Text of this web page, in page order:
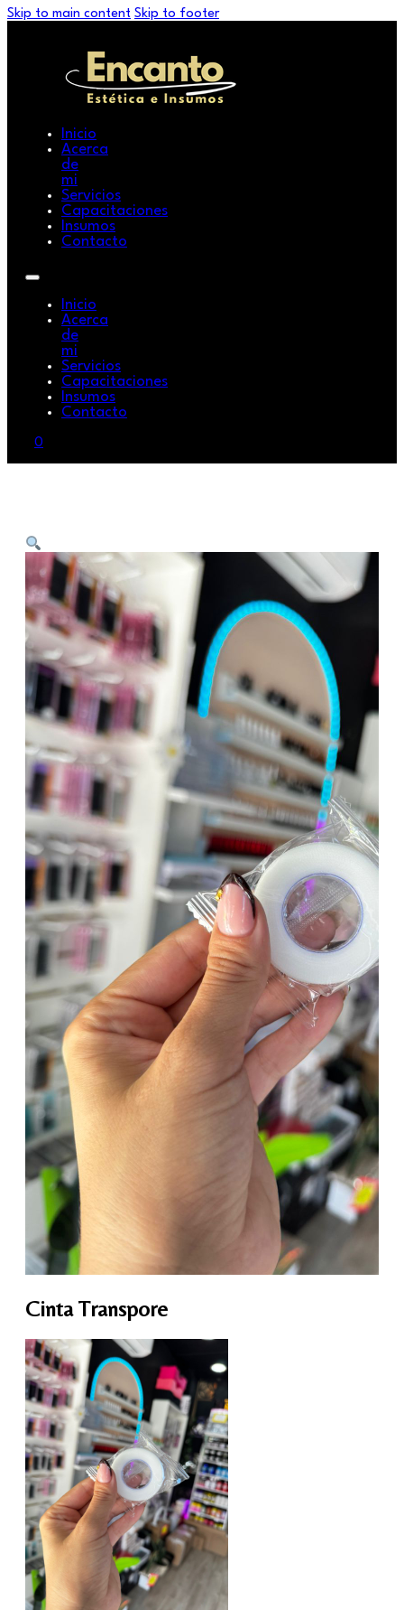
Skip to main content Skip to footer
Inicio
Acerca
de
mi
Servicios
Capacitaciones
Insumos
Contacto
Inicio
Acerca
de
mi
Servicios
Capacitaciones
Insumos
Contacto
0
Cinta Transpore